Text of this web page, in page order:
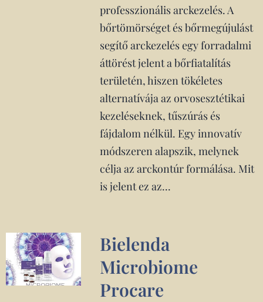
professzionális arckezelés. A
bőrtömörséget és bőrmegújulást
segítő arckezelés egy forradalmi
áttörést jelent a bőrfiatalítás
területén, hiszen tökéletes
alternatívája az orvosesztétikai
kezeléseknek, tűszúrás és
fájdalom nélkül. Egy innovatív
módszeren alapszik, melynek
célja az arckontúr formálása. Mit
is jelent ez az...
Bielenda
Microbiome
Procare